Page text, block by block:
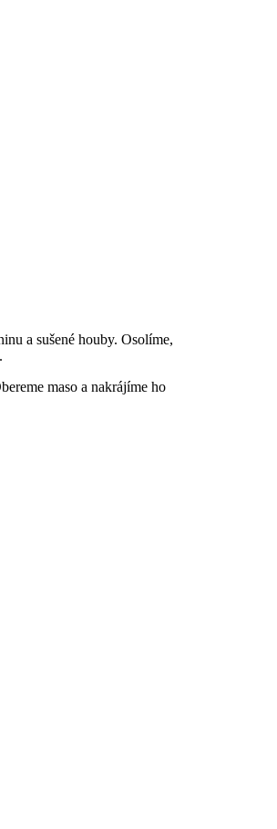
a sušené houby. Osolíme,
maso a nakrájíme ho